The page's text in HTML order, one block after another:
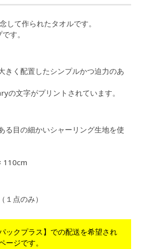
して作られたタオルです。
す。
く配置したシンプルかつ迫力のあ
文字がプリントされています。
目の細かいシャーリング生地を使
110cm
１点のみ）
ックプラス】での配送を希望され
ージです。